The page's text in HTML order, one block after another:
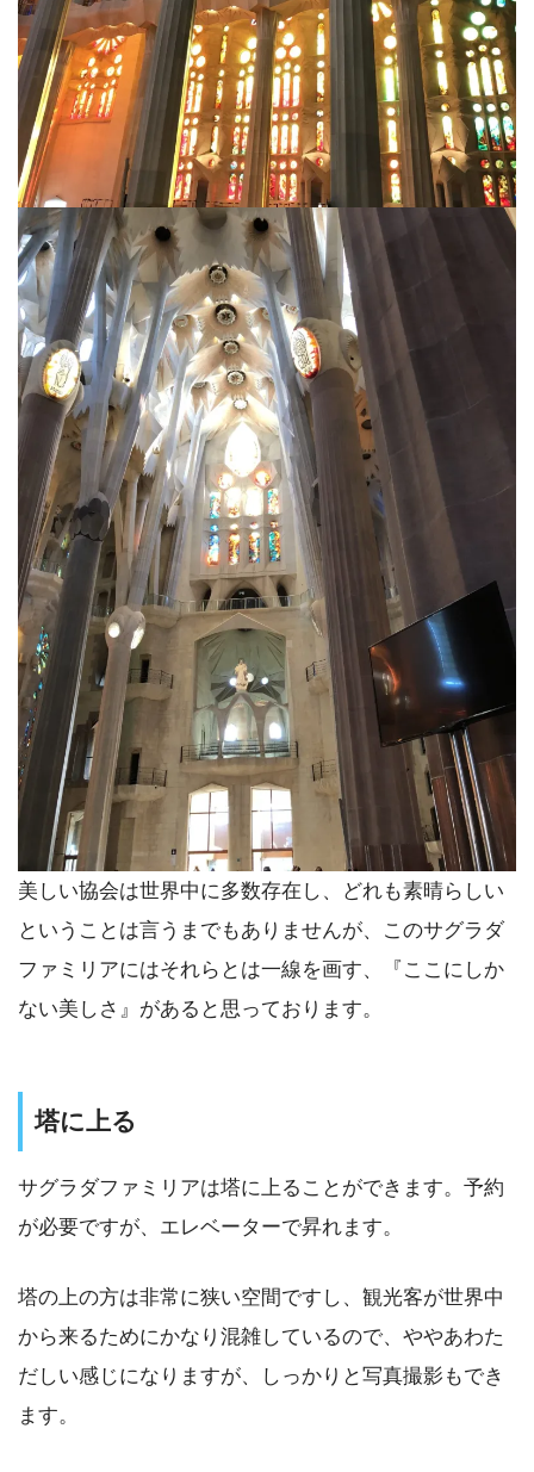
美しい協会は世界中に多数存在し、どれも素晴らしい
ということは言うまでもありませんが、このサグラダ
ファミリアにはそれらとは一線を画す、『ここにしか
ない美しさ』があると思っております。
塔に上る
サグラダファミリアは塔に上ることができます。予約
が必要ですが、エレベーターで昇れます。
塔の上の方は非常に狭い空間ですし、観光客が世界中
から来るためにかなり混雑しているので、ややあわた
だしい感じになりますが、しっかりと写真撮影もでき
ます。